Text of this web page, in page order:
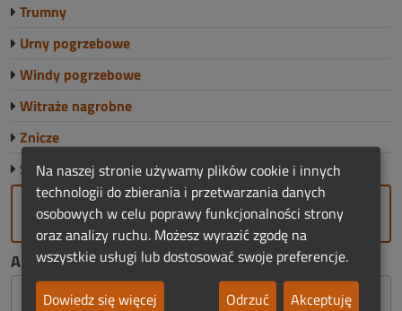
Trumny
Urny pogrzebowe
Windy pogrzebowe
Witraże nagrobne
Znicze
Sklep Funeralny
DODAJ FIRMĘ
AKTUALNOŚCI FUNERALNE:
Na naszej stronie używamy plików cookie i innych
technologii do zbierania i przetwarzania danych
osobowych w celu poprawy funkcjonalności strony
oraz analizy ruchu. Możesz wyrazić zgodę na
wszystkie usługi lub dostosować swoje preferencje.
Dowiedz się więcej
Odrzuć Akceptuję